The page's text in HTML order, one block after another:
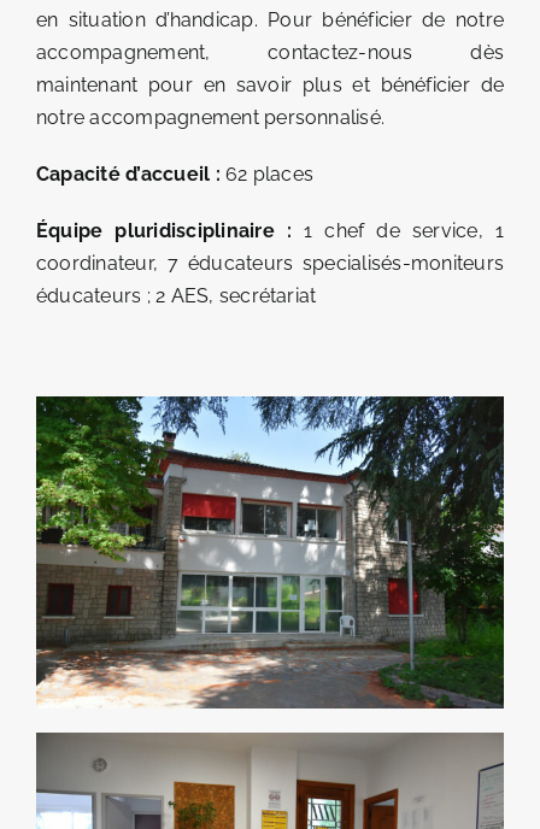
en situation d’handicap. Pour bénéficier de notre
accompagnement, contactez-nous dès
maintenant pour en savoir plus et bénéficier de
notre accompagnement personnalisé.
Capacité d’accueil :62 places
Équipe pluridisciplinaire : 1 chef de service, 1
coordinateur, 7 éducateurs specialisés-moniteurs
éducateurs ; 2 AES, secrétariat